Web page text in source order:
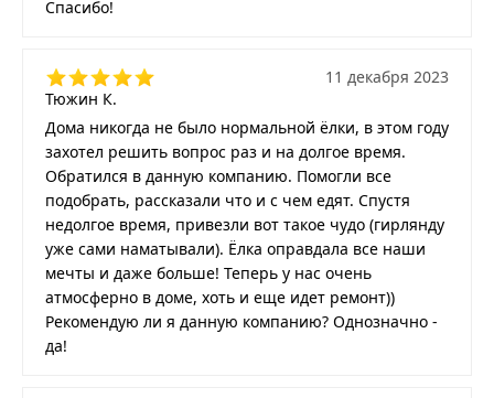
Спасибо!
Тюжин К.
11 декабря 2023
Дома никогда не было нормальной ёлки, в этом году
захотел решить вопрос раз и на долгое время.
Обратился в данную компанию. Помогли все
подобрать, рассказали что и с чем едят. Спустя
недолгое время, привезли вот такое чудо (гирлянду
уже сами наматывали). Ёлка оправдала все наши
мечты и даже больше! Теперь у нас очень
атмосферно в доме, хоть и еще идет ремонт))
Рекомендую ли я данную компанию? Однозначно -
да!